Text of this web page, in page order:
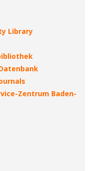
Library
Zentrum Baden-